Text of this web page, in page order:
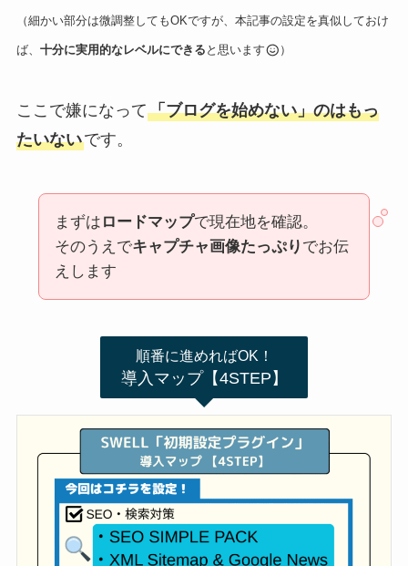
（細かい部分は微調整してもOKですが、本記事の設定を真似しておけ
ば、 十分に実用的なレベルにできる と思います ）
ここで嫌になって「ブログを始めない」のはもっ
たいないです。
まずは ロードマップで現在地を確認。
そのうえでキャプチャ画像たっぷり でお伝
えします
順番に進めればOK！
導入マップ【4STEP】